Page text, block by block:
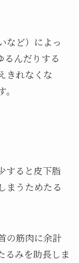
など）によっ
るんだりする
きれなくな
すると皮下脂
まうためたる
の筋肉に余計
るみを助長しま